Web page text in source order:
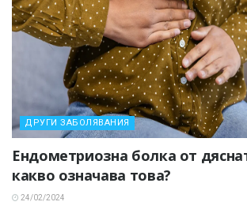
ДРУГИ ЗАБОЛЯВАНИЯ
Ендометриозна болка от
какво означава това?
24/02/2024